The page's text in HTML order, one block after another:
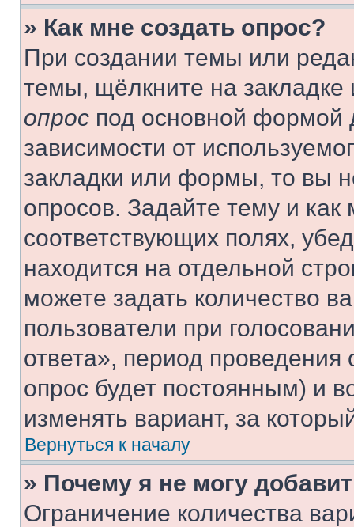
» Как мне создать опрос?
При создании темы или
темы, щёлкните на
опрос под основной формой
зависимости от
закладки или формы, то вы
опросов. Задайте тему и
соответствующих полях,
находится на отдельной
можете задать количество
пользователи при
ответа», период проведения
опрос будет постоянным) и
изменять вариант, за
Вернуться к началу
» Почему я не могу
Ограничение количества